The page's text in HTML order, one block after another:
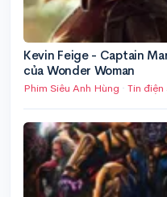
Kevin Feige - Captain
của Wonder Woman
Phim Siêu Anh Hùng · Tin điện